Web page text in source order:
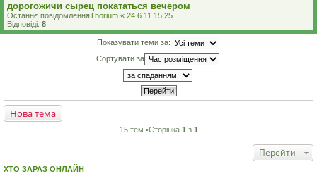
дорогожичи сырец покататься вечером
Останнє повідомленняThorium « 24.6.11 15:25
Відповіді: 8
Показувати теми за:
Сортувати за
Нова тема
15 тем •Сторінка 1 з 1
Перейти
ХТО ЗАРАЗ ОНЛАЙН